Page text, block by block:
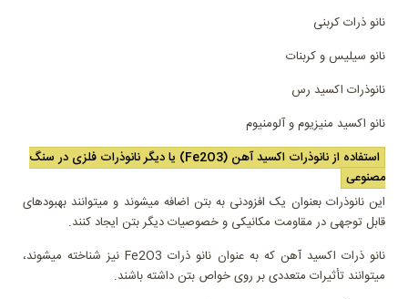
نانو ذرات کربنی
نانو سیلیس و کربنات
نانوذرات اکسید رس
نانو اکسید منیزیوم و آلومنیوم
استفاده از نانوذرات اکسید آهن (Fe2O3) یا دیگر نانوذرات فلزی در سنگ
مصنوعی
این نانوذرات بعنوان یک افزودنی به بتن اضافه میشوند و میتوانند بهبودهای
قابل توجهی در مقاومت مکانیکی و خصوصیات دیگر بتن ایجاد کنند.
نانو ذرات اکسید آهن که به عنوان نانو ذرات Fe2O3 نیز شناخته میشوند،
میتوانند تأثیرات متعددی بر روی خواص بتن داشته باشند.